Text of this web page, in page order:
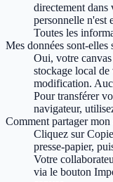
directement
personnelle n'est
Toutes les
Mes données sont-elles
Oui, votre
stockage local
modification.
Pour transférer
navigateur,
Comment partager
Cliquez sur
presse-papier,
Votre
via le bouton